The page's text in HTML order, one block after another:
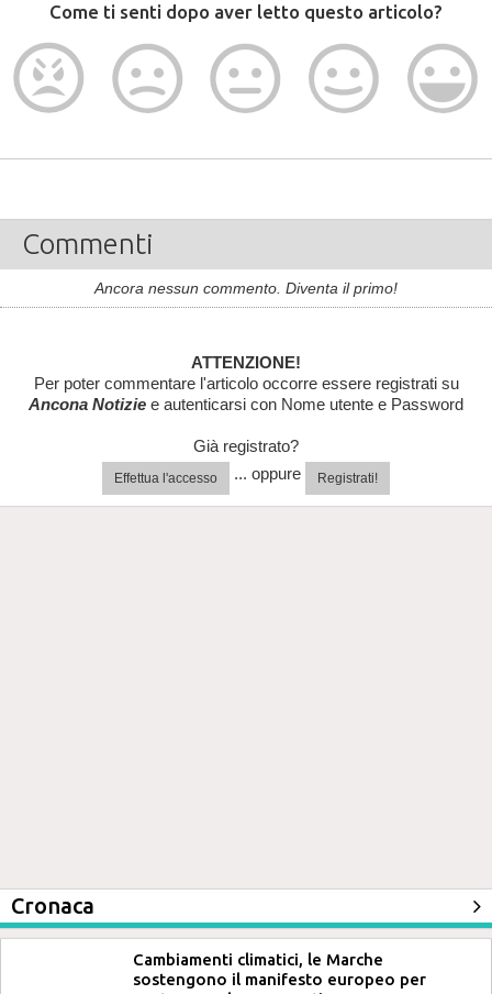
Come ti senti dopo aver letto questo articolo?
Commenti
Ancora nessun commento. Diventa il primo!
ATTENZIONE!
Per poter commentare l'articolo occorre essere registrati su
Ancona Notizie e autenticarsi con Nome utente e Password
Già registrato?
Effettua l'accesso ... oppure Registrati!
Cronaca
Cambiamenti climatici, le Marche
sostengono il manifesto europeo per